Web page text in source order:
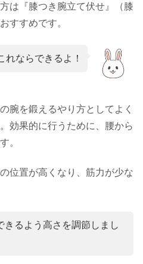
は『膝つき腕立て伏せ』（膝
すすめです。
れならできるよ！
腕を鍛えるやり方としてよく
効果的に行うために、腰から
。
位置が高くなり、筋力が少な
きるよう高さを調節しまし